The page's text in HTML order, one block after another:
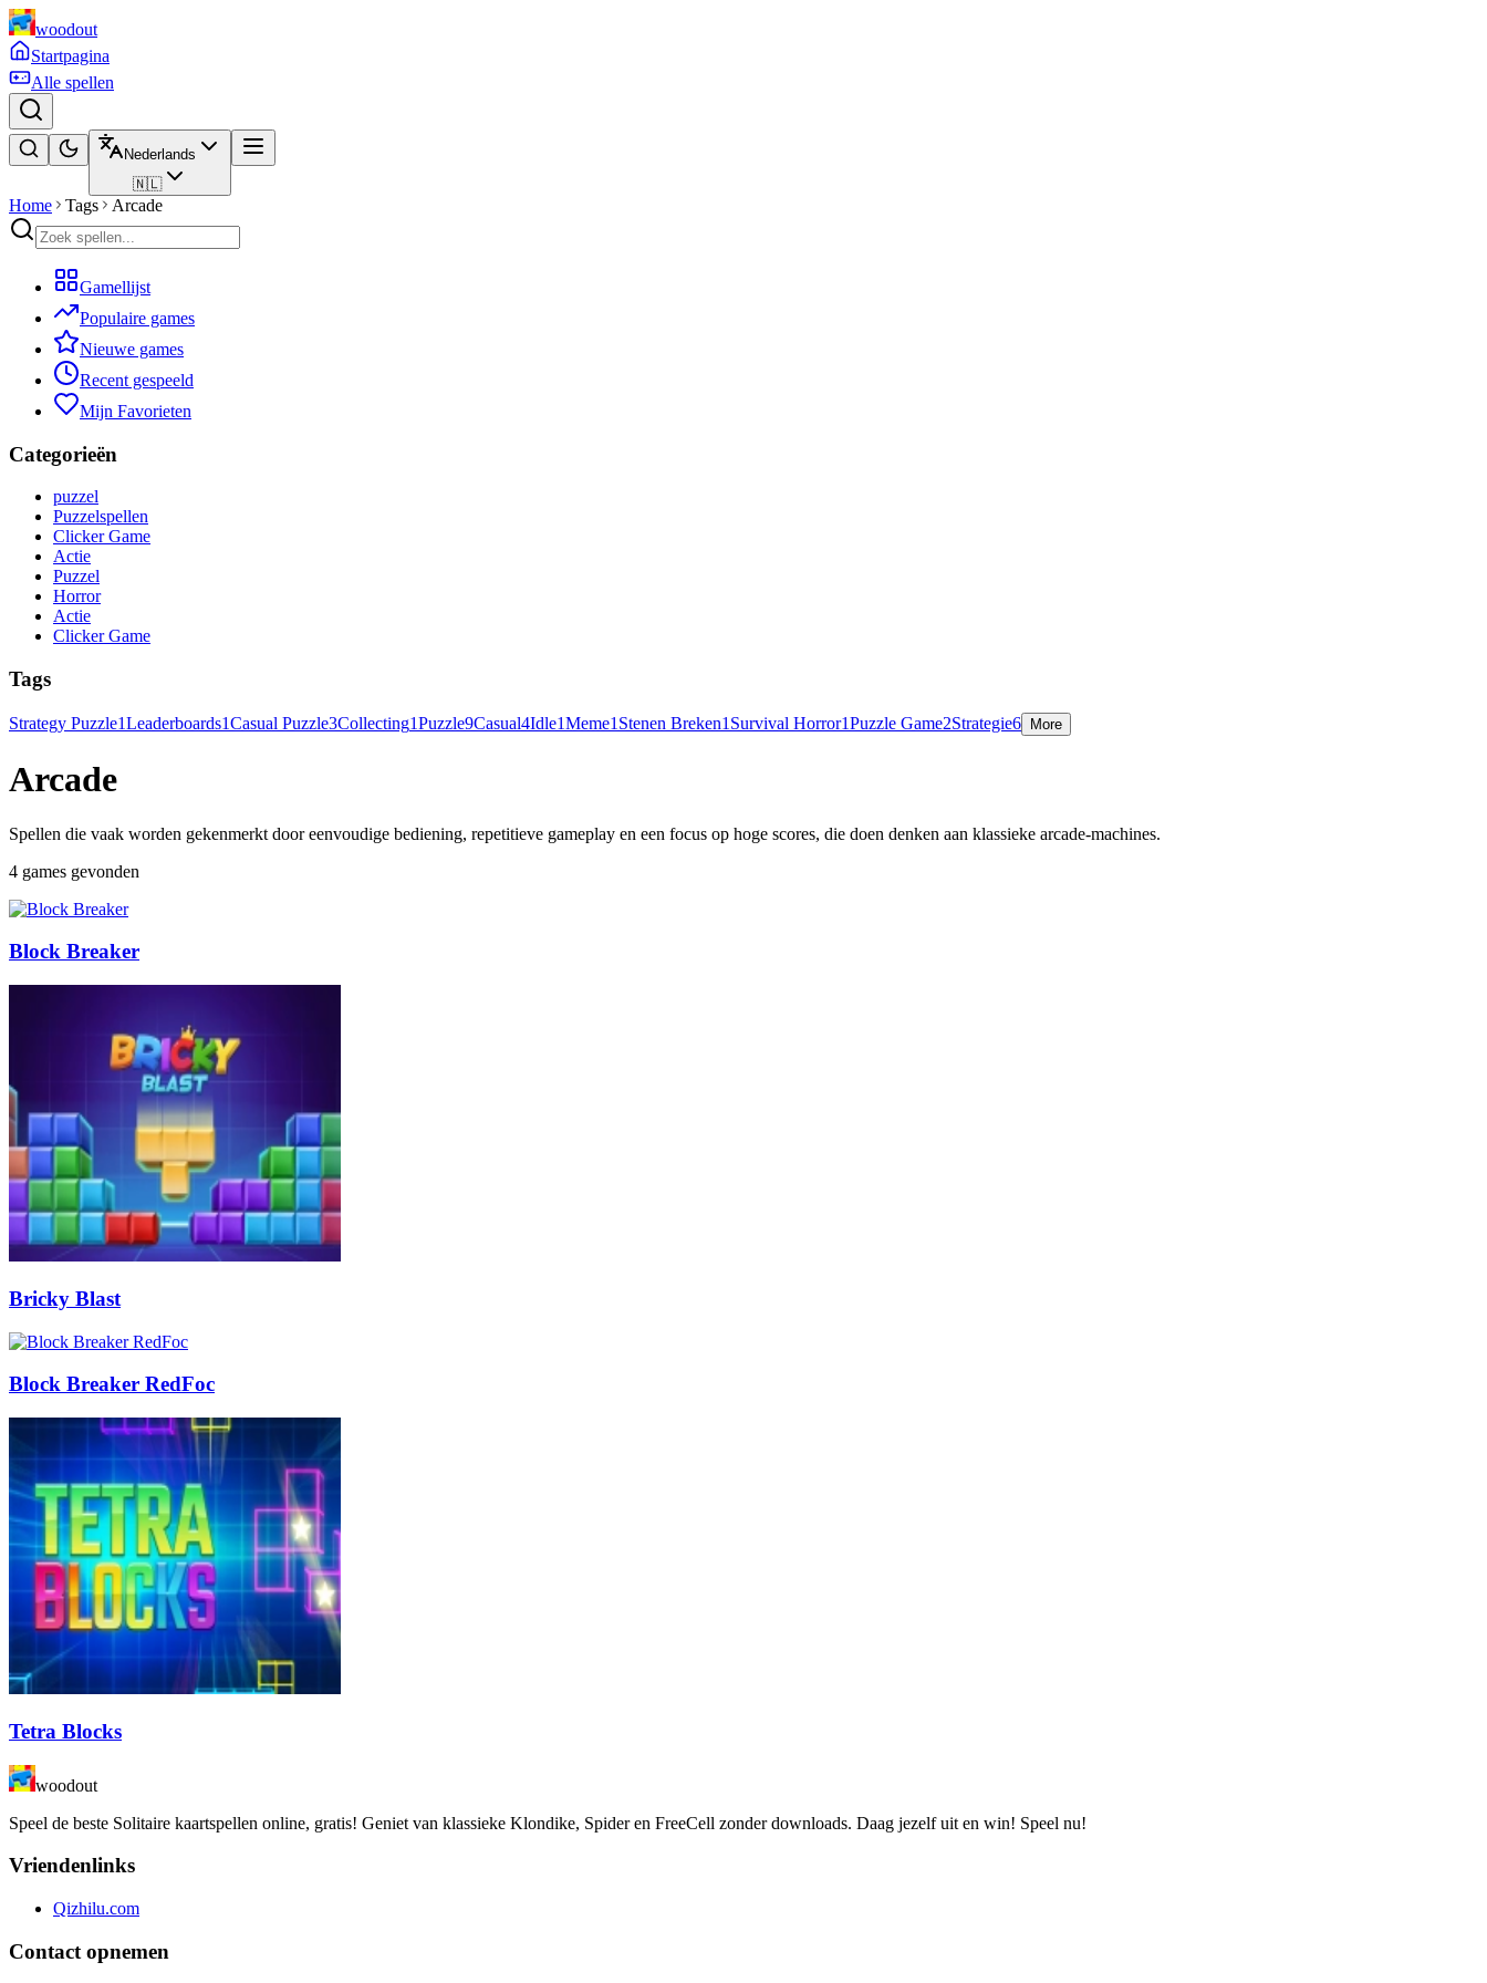
woodout
Startpagina
Alle spellen
Nederlands
🇳🇱
Home Tags Arcade
Gamellijst
Populaire games
Nieuwe games
Recent gespeeld
Mijn Favorieten
Categorieën
puzzel
Puzzelspellen
Clicker Game
Actie
Puzzel
Horror
Actie
Clicker Game
Tags
Strategy Puzzle1Leaderboards1Casual Puzzle3Collecting1Puzzle9Casual4Idle1Meme1 Stenen Breken1 Survival Horror1Puzzle Game2Strategie6 More
Arcade
Spellen die vaak worden gekenmerkt door eenvoudige bediening, repetitieve gameplay en een focus op hoge scores, die doen denken aan klassieke arcade-machines.
4 games gevonden
Block Breaker
Bricky Blast
Block Breaker RedFoc
Tetra Blocks
woodout
Speel de beste Solitaire kaartspellen online, gratis! Geniet van klassieke Klondike, Spider en FreeCell zonder downloads. Daag jezelf uit en win! Speel nu!
Vriendenlinks
Qizhilu.com
Contact opnemen